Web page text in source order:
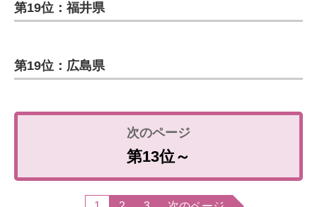
第19位：福井県
第19位：広島県
第13位～